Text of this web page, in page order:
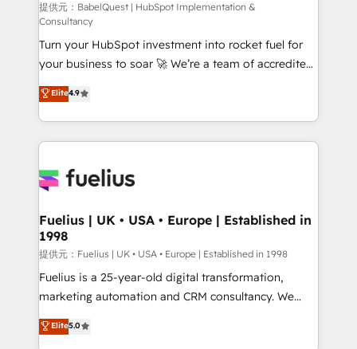
Service Hub, Data Hub and CMS • ISO/IEC
27001:2022, ISO 9001:2015, and ISO 42001:2023
certified - the AI management standard • GuardHub:
our AI governance framework, built on ISO 42001
Ready for the next step? Click the 👈 '𝗖𝗼𝗻𝘁𝗮𝗰𝘁
𝗯𝘂𝘀𝗶𝗻𝗲𝘀𝘀' button to get in touch (𝘸𝘦'𝘳𝘦 𝘴𝘶𝘱𝘦𝘳
𝘳𝘦𝘴𝘱𝘰𝘯𝘴𝘪𝘷𝘦)
提供元：BabelQuest | HubSpot Implementation &
Consultancy
Turn your HubSpot investment into rocket fuel for
your business to soar 🚀 We’re a team of accredited
HubSpot experts ready to help you. We can
implement the platform into complex business
environments, optimise what you've got and make
sure you can actually use it, build your website in
for you and execute it on HubSpot. We are on the
framework, meaning we've been accredited by
HubSpot and vetted by the CCS, which means we
can support public sector companies as well the
other ones listed in our profile. Our services: -
HubSpot implementation - HubSpot CMS website
is there for you to: - Grow revenue, and run your
Elite4.9
Fuelius | UK • USA • Europe | Established in
1998
提供元：Fuelius | UK • USA • Europe | Established in 1998
Fuelius is a 25-year-old digital transformation,
marketing automation and CRM consultancy. We
enable mid-market and enterprise clients to
maximise their return from digital and fuel their
Elite5.0